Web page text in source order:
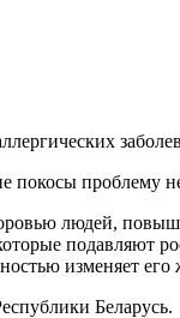
покосы проблему
людей,
подавляют
изменяет
Беларусь.